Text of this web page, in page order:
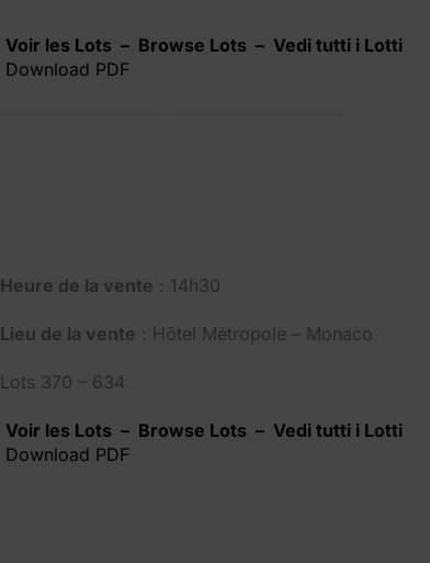
Voir les Lots – Browse Lots – Vedi tutti i Lotti
Download PDF
Heure de la vente : 14h30
Lieu de la vente : Hôtel Métropole – Monaco
Lots 370 – 634
Voir les Lots – Browse Lots – Vedi tutti i Lotti
Download PDF